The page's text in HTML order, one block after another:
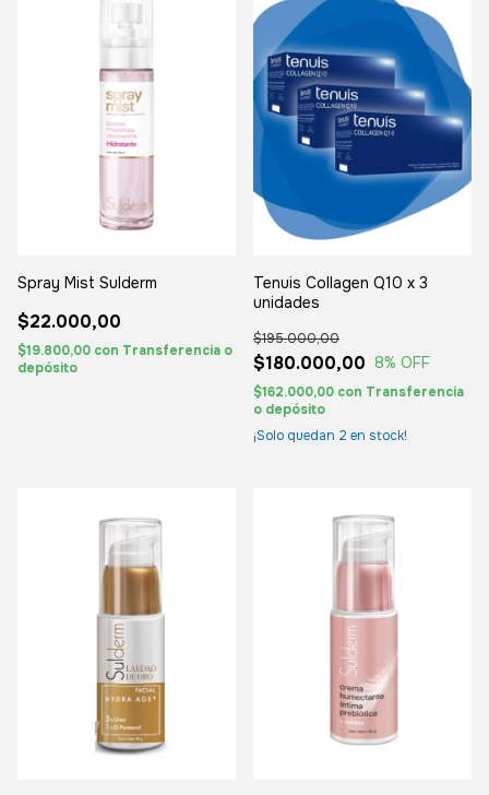
Spray Mist Sulderm
$22.000,00
$19.800,00 con Transferencia o
depósito
Tenuis Collagen Q10 x 3
unidades
$180.000,00
$195.000,00
8% OFF
$162.000,00 con Transferencia
o depósito
¡Solo quedan 2 en stock!